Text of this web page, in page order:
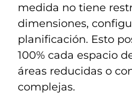
medida no tiene
dimensiones,
planificación. Esto
100% cada espacio
áreas reducidas o
complejas.